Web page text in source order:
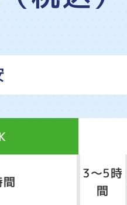
3～5時
間